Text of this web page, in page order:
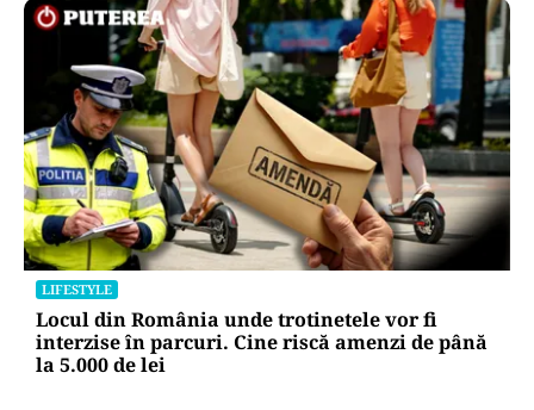
LIFESTYLE
Locul din România unde trotinetele vor fi
interzise în parcuri. Cine riscă amenzi de până
la 5.000 de lei